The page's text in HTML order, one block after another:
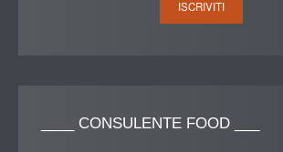
CONSULENTE FOOD ___